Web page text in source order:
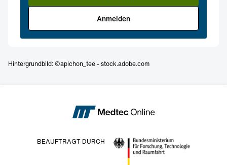
Anmelden
Hintergrundbild: ©apichon_tee - stock.adobe.com
BEAUFTRAGT DURCH